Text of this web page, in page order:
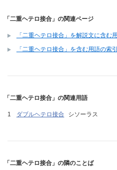
「二重ヘテロ接合」の関連ページ
「二重ヘテロ接合」を解説文に含む
「二重ヘテロ接合」を含む用語の索引
「二重ヘテロ接合」の関連用語
ダブルヘテロ接合 シソーラス
「二重ヘテロ接合」の隣のことば